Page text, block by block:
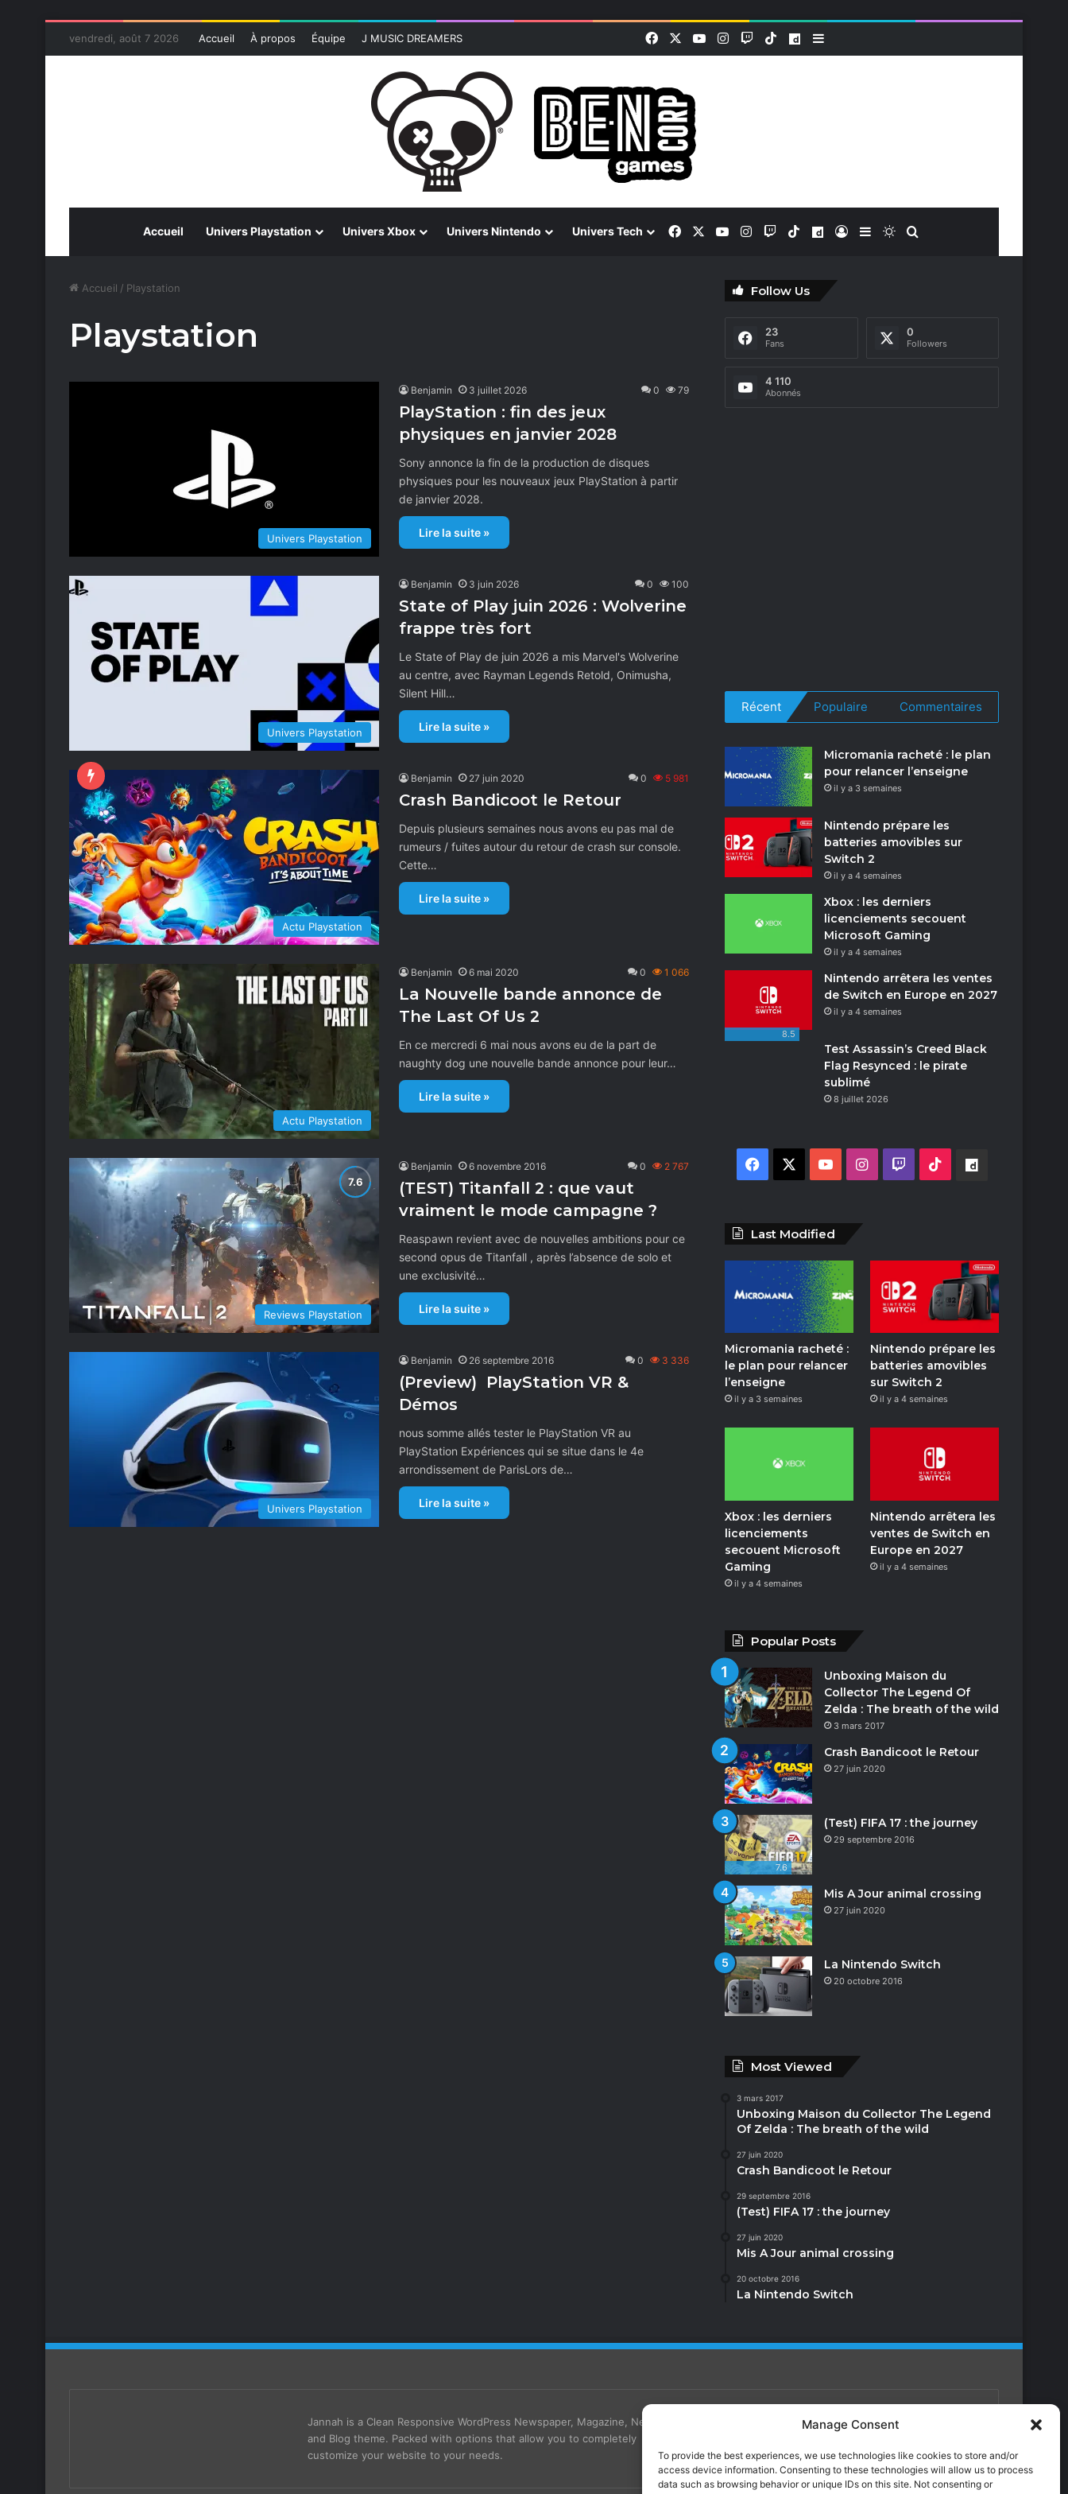
Manage Consent
To provide the best experiences, we use technologies like cookies to store and/or
access device information. Consenting to these technologies will allow us to process
data such as browsing behavior or unique IDs on this site. Not consenting or
vendredi, août 7 2026 Accueil À propos Équipe J MUSIC DREAMERS FacebookYouTubeInstagram
TwitchTikTokDailymotion
Sidebar (barre latérale)
Accueil Univers Playstation Univers Xbox Univers Nintendo Univers Tech FacebookYouTubeInstagram
TwitchTikTokDailymotion
Connexion
Sidebar (barre latérale)
Switch skin
Accueil / Playstation
Playstation
Univers Playstation
Benjamin 3 juillet 2026 0 79
PlayStation : fin des jeux
physiques en janvier 2028
Sony annonce la fin de la production de disques
physiques pour les nouveaux jeux PlayStation à partir
de janvier 2028.
Lire la suite »
Univers Playstation
Benjamin 3 juin 2026 0 100
State of Play juin 2026 : Wolverine
frappe très fort
Le State of Play de juin 2026 a mis Marvel's Wolverine
au centre, avec Rayman Legends Retold, Onimusha,
Silent Hill…
Lire la suite »
Actu Playstation
Benjamin 27 juin 2020 0 5 981
Crash Bandicoot le Retour
Depuis plusieurs semaines nous avons eu pas mal de
rumeurs / fuites autour du retour de crash sur console.
Cette…
Lire la suite »
Actu Playstation
Benjamin 6 mai 2020 0 1 066
La Nouvelle bande annonce de
The Last Of Us 2
En ce mercredi 6 mai nous avons eu de la part de
naughty dog une nouvelle bande annonce pour leur…
Lire la suite »
Reviews Playstation
Benjamin 6 novembre 2016 0 2 767
(TEST) Titanfall 2 : que vaut
vraiment le mode campagne ?
Reaspawn revient avec de nouvelles ambitions pour ce
second opus de Titanfall , après l’absence de solo et
une exclusivité…
Lire la suite »
Univers Playstation
Benjamin 26 septembre 2016 0 3 336
(Preview) PlayStation VR &
Démos
nous somme allés tester le PlayStation VR au
PlayStation Expériences qui se situe dans le 4e
arrondissement de ParisLors de…
Lire la suite »
Follow Us
23
Fans
0
Followers
4 110
Abonnés
Récent Populaire Commentaires
Micromania racheté : le plan
pour relancer l’enseigne
il y a 3 semaines
Nintendo prépare les
batteries amovibles sur
Switch 2
il y a 4 semaines
Xbox : les derniers
licenciements secouent
Microsoft Gaming
il y a 4 semaines
Nintendo arrêtera les ventes
de Switch en Europe en 2027
il y a 4 semaines
8.5
Test Assassin’s Creed Black
Flag Resynced : le pirate
sublimé
8 juillet 2026
F
c
e
b
o
k
Y
u
T
u
b
e
I
t
r
a
t
c
T
o
k
l
y
m
o
Last Modified
Micromania racheté :
le plan pour relancer
l’enseigne
il y a 3 semaines
Nintendo prépare les
batteries amovibles
sur Switch 2
il y a 4 semaines
Xbox : les derniers
licenciements
secouent Microsoft
Gaming
il y a 4 semaines
Nintendo arrêtera les
ventes de Switch en
Europe en 2027
il y a 4 semaines
Popular Posts
Unboxing Maison du
Collector The Legend Of
Zelda : The breath of the wild
3 mars 2017
Crash Bandicoot le Retour
27 juin 2020
7.6
(Test) FIFA 17 : the journey
29 septembre 2016
Mis A Jour animal crossing
27 juin 2020
La Nintendo Switch
20 octobre 2016
Most Viewed
3 mars 2017
Unboxing Maison du Collector The Legend
Of Zelda : The breath of the wild
27 juin 2020
Crash Bandicoot le Retour
29 septembre 2016
(Test) FIFA 17 : the journey
27 juin 2020
Mis A Jour animal crossing
20 octobre 2016
La Nintendo Switch
Jannah is a Clean Responsive WordPress Newspaper, Magazine, News
and Blog theme. Packed with options that allow you to completely
customize your website to your needs.
YouTubeInstagram
Twitch Dailymotion